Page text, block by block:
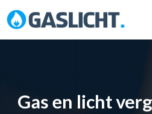
Skip
to
content
Gas en licht